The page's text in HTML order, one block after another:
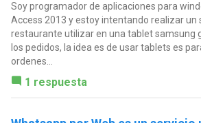
Soy programador de aplicaciones para
Access 2013 y estoy intentando realizar un
restaurante utilizar en una tablet samsung
los pedidos, la idea es de usar tablets es
ordenes...
1 respuesta